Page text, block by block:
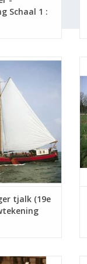
Schaal 1 :
(19e eeuw) -
Schaal 1 : 75
WINKELWAGEN
tjalk (19e
anno 1766 -